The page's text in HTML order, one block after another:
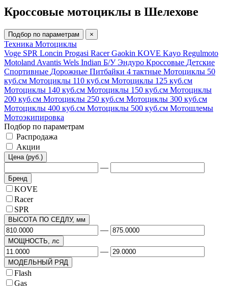
Кроссовые мотоциклы в Шелехове
Подбор по параметрам ×
Техника Мотоциклы
Voge SPR Loncin Progasi RacerGaokin KOVE Kayo Regulmoto
Motoland Avantis Wels Indian Б/УЭндуро Кроссовые Детские
Спортивные Дорожные Питбайки 4 тактные Мотоциклы 50
куб.см Мотоциклы 110 куб.см Мотоциклы 125 куб.см
Мотоциклы 140 куб.см Мотоциклы 150 куб.см Мотоциклы
200 куб.см Мотоциклы 250 куб.см Мотоциклы 300 куб.см
Мотоциклы 400 куб.см Мотоциклы 500 куб.см Мотошлемы
Мотоэкипировка
Подбор по параметрам
Распродажа
Акции
Цена (руб.)
—
Бренд
KOVE
Racer
SPR
ВЫСОТА ПО СЕДЛУ, мм
—
МОЩНОСТЬ, лс
—
МОДЕЛЬНЫЙ РЯД
Flash
Gas